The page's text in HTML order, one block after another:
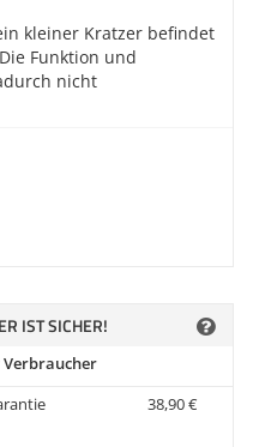
kleiner Kratzer befindet
Funktion und
nicht
IST SICHER!
Verbraucher
38,90€